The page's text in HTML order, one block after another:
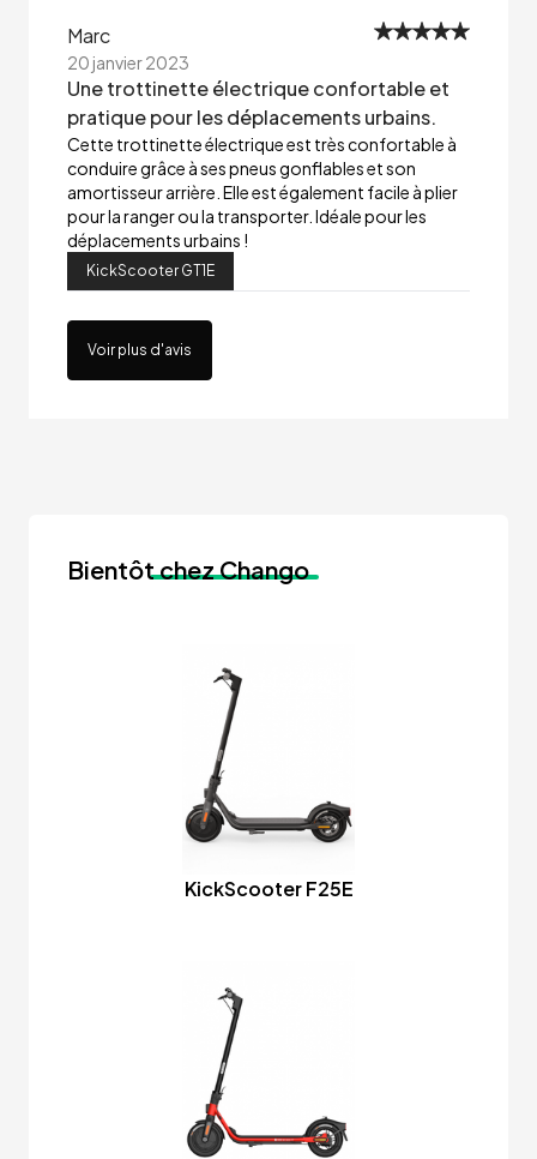
Marc
20 janvier 2023
Une trottinette électrique confortable et
pratique pour les déplacements urbains.
Cette trottinette électrique est très confortable à
conduire grâce à ses pneus gonflables et son
amortisseur arrière. Elle est également facile à plier
pour la ranger ou la transporter. Idéale pour les
déplacements urbains !
KickScooter GT1E
Voir plus d'avis
Bientôtchez Chango
KickScooter F25E